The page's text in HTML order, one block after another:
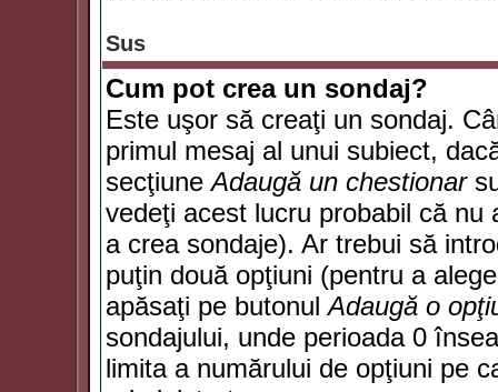
Sus
Cum pot crea un sondaj?
Este uşor să creaţi un sondaj.
primul mesaj al unui subiect,
secţiuneAdaugă un chestionar
vedeţi acest lucru probabil că nu
a crea sondaje). Ar trebui să
puţin două opţiuni (pentru a
apăsaţi pe butonulAdaugă o
sondajului, unde perioada 0
limita a numărului de opţiuni pe